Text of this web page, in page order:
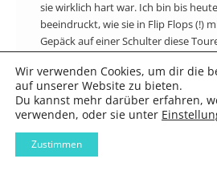
sie wirklich hart war. Ich bin bis
beeindruckt, wie sie in Flip Flops (!)
Gepäck auf einer Schulter diese
Und ich kann mich noch genau an
kurz vor der Ankunft im Camp am
Ich sage noch zu meiner Freundin:
eine kalte Cola geben…” Kaum
letzen Senke, erschien wie eine Fata
Stand mit einem Schild “Sale”, an
Wir verwenden Cookies, um dir die
auf unserer Website zu bieten.
Du kannst mehr darüber erfahren,
verwenden, oder sie unter
Zustimmen